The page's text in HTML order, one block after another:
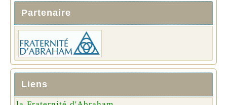
Partenaire
Liens